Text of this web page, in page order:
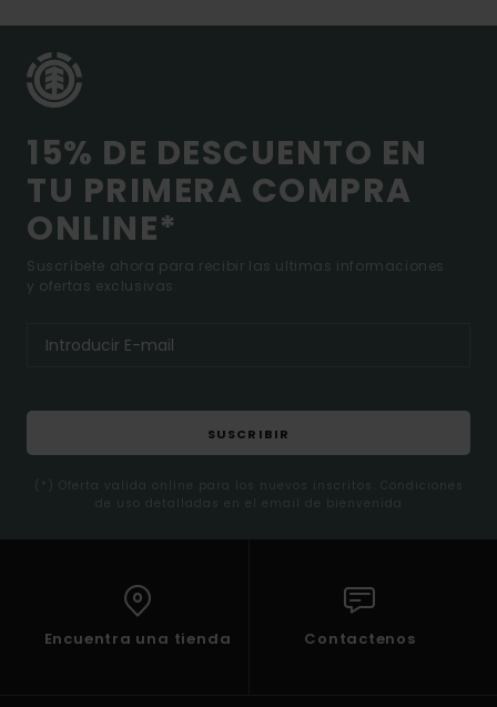
15% DE DESCUENTO EN
TU PRIMERA COMPRA
ONLINE*
Suscríbete ahora para recibir las ultimas informaciones
y ofertas exclusivas.
SUSCRIBIR
(*) Oferta valida online para los nuevos inscritos. Condiciones
de uso detalladas en el email de bienvenida
Encuentra una tienda Contactenos